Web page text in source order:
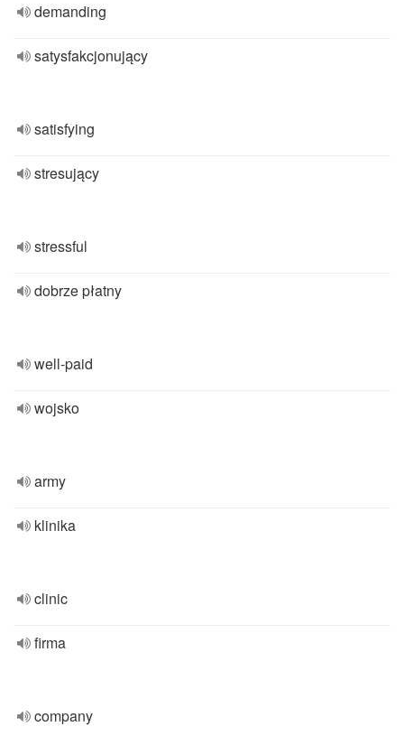
demanding
satysfakcjonujący
satisfying
stresujący
stressful
dobrze płatny
well-paid
wojsko
army
klinika
clinic
firma
company